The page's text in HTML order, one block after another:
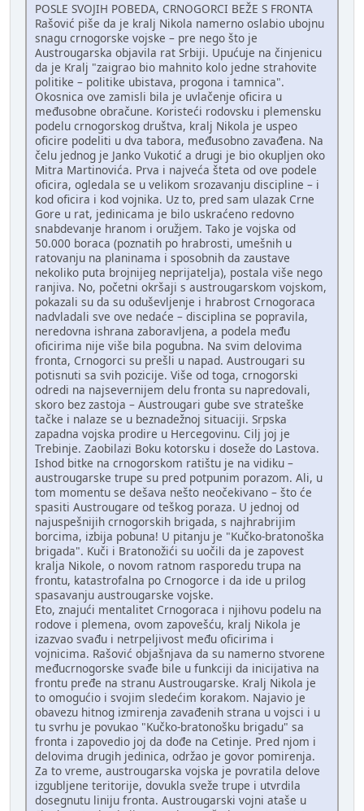
POSLE SVOJIH POBEDA, CRNOGORCI BEŽE S FRONTA
Rašović piše da je kralj Nikola namerno oslabio ubojnu
snagu crnogorske vojske – pre nego što je
Austrougarska objavila rat Srbiji. Upućuje na činjenicu
da je Kralj "zaigrao bio mahnito kolo jedne strahovite
politike – politike ubistava, progona i tamnica".
Okosnica ove zamisli bila je uvlačenje oficira u
međusobne obračune. Koristeći rodovsku i plemensku
podelu crnogorskog društva, kralj Nikola je uspeo
oficire podeliti u dva tabora, međusobno zavađena. Na
čelu jednog je Janko Vukotić a drugi je bio okupljen oko
Mitra Martinovića. Prva i najveća šteta od ove podele
oficira, ogledala se u velikom srozavanju discipline – i
kod oficira i kod vojnika. Uz to, pred sam ulazak Crne
Gore u rat, jedinicama je bilo uskraćeno redovno
snabdevanje hranom i oružjem. Tako je vojska od
50.000 boraca (poznatih po hrabrosti, umešnih u
ratovanju na planinama i sposobnih da zaustave
nekoliko puta brojnijeg neprijatelja), postala više nego
ranjiva. No, početni okršaji s austrougarskom vojskom,
pokazali su da su oduševljenje i hrabrost Crnogoraca
nadvladali sve ove nedaće – disciplina se popravila,
neredovna ishrana zaboravljena, a podela među
oficirima nije više bila pogubna. Na svim delovima
fronta, Crnogorci su prešli u napad. Austrougari su
potisnuti sa svih pozicije. Više od toga, crnogorski
odredi na najsevernijem delu fronta su napredovali,
skoro bez zastoja – Austrougari gube sve strateške
tačke i nalaze se u beznadežnoj situaciji. Srpska
zapadna vojska prodire u Hercegovinu. Cilj joj je
Trebinje. Zaobilazi Boku kotorsku i doseže do Lastova.
Ishod bitke na crnogorskom ratištu je na vidiku –
austrougarske trupe su pred potpunim porazom. Ali, u
tom momentu se dešava nešto neočekivano – što će
spasiti Austrougare od teškog poraza. U jednoj od
najuspešnijih crnogorskih brigada, s najhrabrijim
borcima, izbija pobuna! U pitanju je "Kučko-bratonoška
brigada". Kuči i Bratonožići su uočili da je zapovest
kralja Nikole, o novom ratnom rasporedu trupa na
frontu, katastrofalna po Crnogorce i da ide u prilog
spasavanju austrougarske vojske.
Eto, znajući mentalitet Crnogoraca i njihovu podelu na
rodove i plemena, ovom zapovešću, kralj Nikola je
izazvao svađu i netrpeljivost među oficirima i
vojnicima. Rašović objašnjava da su namerno stvorene
međucrnogorske svađe bile u funkciji da inicijativa na
frontu pređe na stranu Austrougarske. Kralj Nikola je
to omogućio i svojim sledećim korakom. Najavio je
obavezu hitnog izmirenja zavađenih strana u vojsci i u
tu svrhu je povukao "Kučko-bratonošku brigadu" sa
fronta i zapovedio joj da dođe na Cetinje. Pred njom i
delovima drugih jedinica, održao je govor pomirenja.
Za to vreme, austrougarska vojska je povratila delove
izgubljene teritorije, dovukla sveže trupe i utvrdila
dosegnutu liniju fronta. Austrougarski vojni ataše u